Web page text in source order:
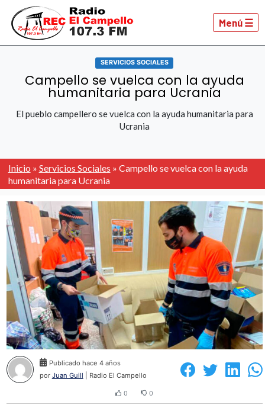
Menú ☰
SERVICIOS SOCIALES
Campello se vuelca con la ayuda
humanitaria para Ucrania
El pueblo campellero se vuelca con la ayuda humanitaria para
Ucrania
Inicio » Servicios Sociales » Campello se vuelca con la ayuda
humanitaria para Ucrania
Publicado hace 4 años
por Juan Guill | Radio El Campello
0 0